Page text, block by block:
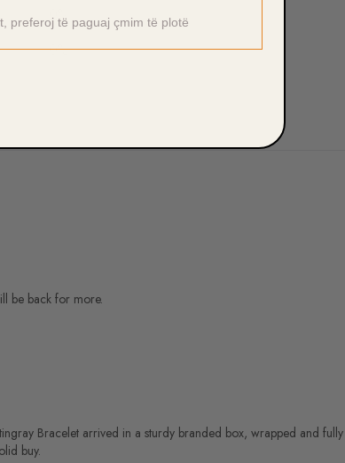
0 %
0%
be back for more.
Bracelet arrived in a sturdy branded box, wrapped and
buy.
preferoj të paguaj çmim të plotë